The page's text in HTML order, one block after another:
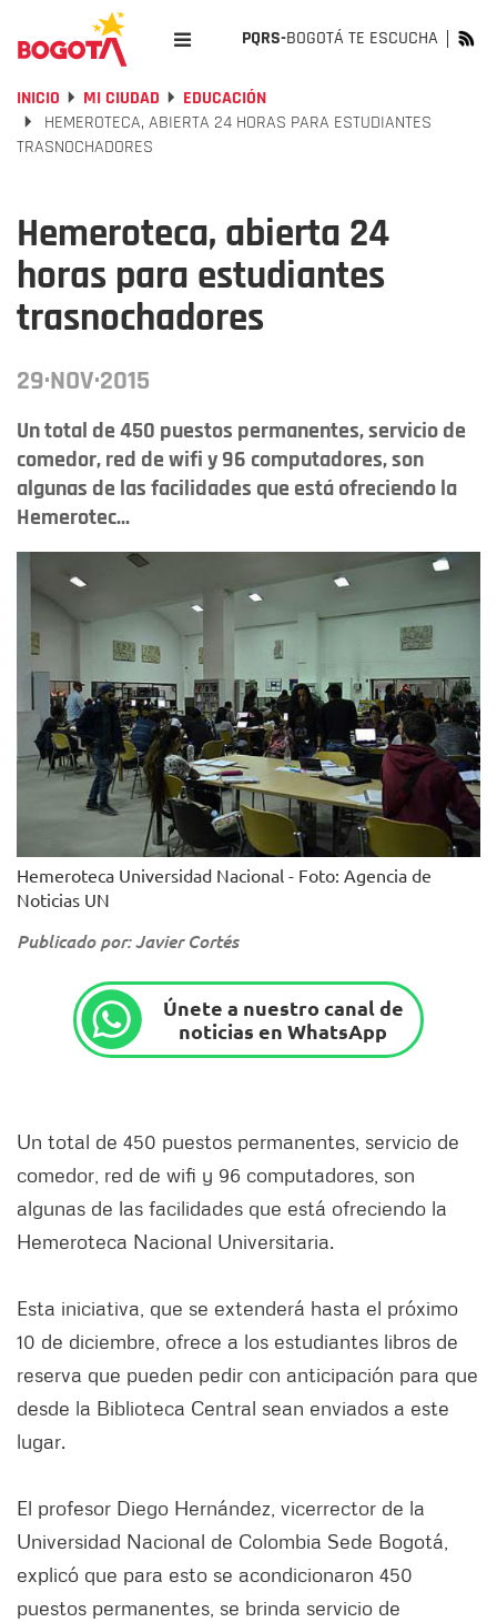
PQRS-BOGOTÁ TE ESCUCHA
INICIO MI CIUDAD
EDUCACIÓN
HEMEROTECA, ABIERTA 24 HORAS PARA ESTUDIANTES
TRASNOCHADORES
Hemeroteca, abierta 24
horas para estudiantes
trasnochadores
29·NOV·2015
Un total de 450 puestos permanentes, servicio de
comedor, red de wifi y 96 computadores, son
algunas de las facilidades que está ofreciendo la
Hemerotec...
Hemeroteca Universidad Nacional - Foto: Agencia de
Noticias UN
Publicado por: Javier Cortés
Únete a nuestro canal de
noticias en WhatsApp
Un total de 450 puestos permanentes, servicio de
comedor, red de wifi y 96 computadores, son
algunas de las facilidades que está ofreciendo la
Hemeroteca Nacional Universitaria.
Esta iniciativa, que se extenderá hasta el próximo
10 de diciembre, ofrece a los estudiantes libros de
reserva que pueden pedir con anticipación para que
desde la Biblioteca Central sean enviados a este
lugar.
El profesor Diego Hernández, vicerrector de la
Universidad Nacional de Colombia Sede Bogotá,
explicó que para esto se acondicionaron 450
puestos permanentes, se brinda servicio de